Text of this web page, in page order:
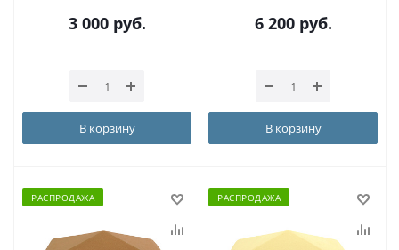
3 000руб.
В корзину
6 200руб.
В корзину
РАСПРОДАЖА РАСПРОДАЖА